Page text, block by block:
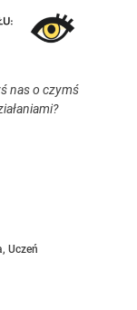
nas o czymś
, Uczeń